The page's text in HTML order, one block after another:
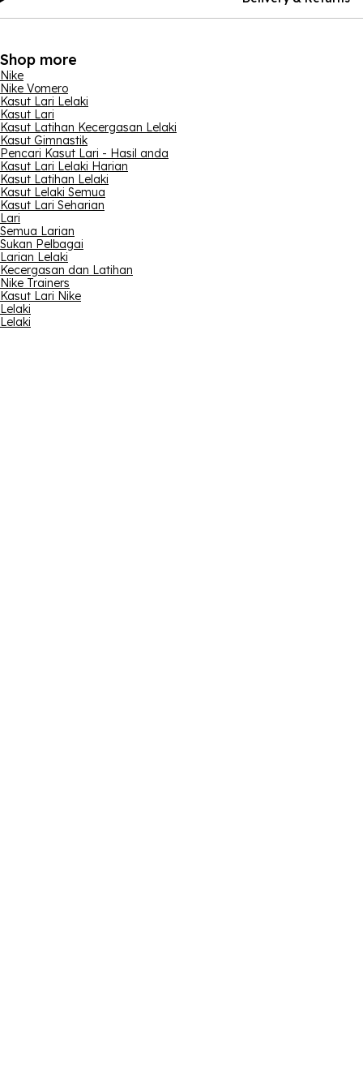
Shop more
Nike
Nike Vomero
Kasut Lari Lelaki
Kasut Lari
Kasut Latihan Kecergasan Lelaki
Kasut Gimnastik
Pencari Kasut Lari - Hasil anda
Kasut Lari Lelaki Harian
Kasut Latihan Lelaki
Kasut Lelaki Semua
Kasut Lari Seharian
Lari
Semua Larian
Sukan Pelbagai
Larian Lelaki
Kecergasan dan Latihan
Nike Trainers
Kasut Lari Nike
Lelaki
Lelaki